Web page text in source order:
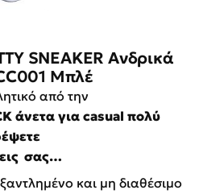
SNEAKER Ανδρικά
Μπλέ
από την
άνετα για casual πολύ
σας…
και μη διαθέσιμο